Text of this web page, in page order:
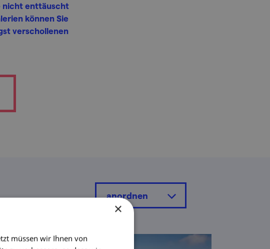
nicht enttäuscht
können Sie
verschollenen
anordnen
×
müssen wir Ihnen von